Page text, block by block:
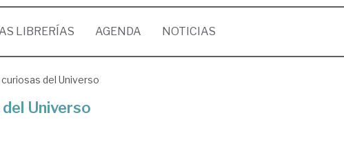
LIBRERÍAS AGENDA NOTICIAS
del Universo
Universo